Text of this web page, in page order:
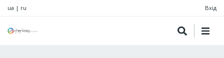
ua | ru Вхід